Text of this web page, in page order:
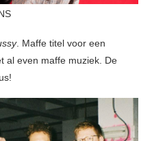
. Maffe titel voor een
al even maffe muziek. De